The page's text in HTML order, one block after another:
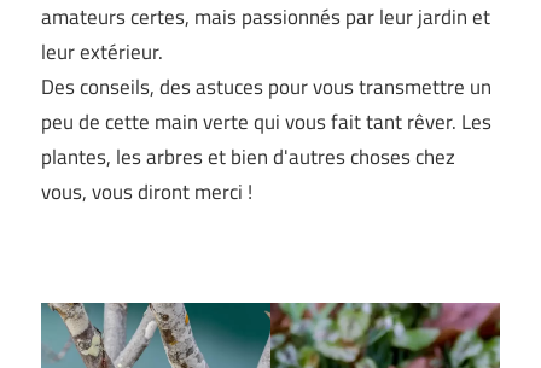
amateurs certes, mais passionnés par leur jardin et
leur extérieur.
Des conseils, des astuces pour vous transmettre un
peu de cette main verte qui vous fait tant rêver. Les
plantes, les arbres et bien d'autres choses chez
vous, vous diront merci !